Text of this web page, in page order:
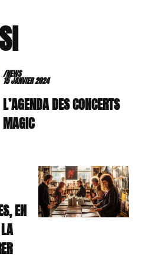
/NEWS
15 JANVIER 2024
L’AGENDA DES CONCERTS
MAGIC
EN